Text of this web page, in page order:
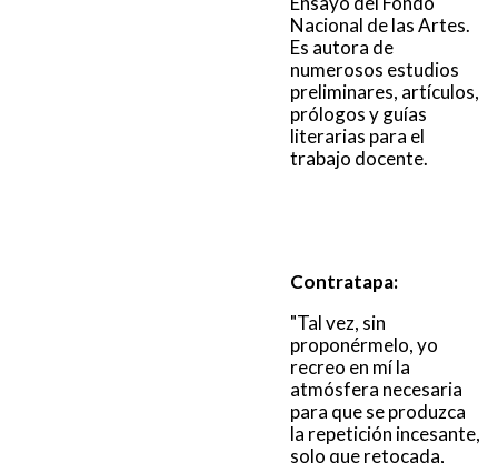
Nacional de las Artes.
Es autora de
numerosos estudios
preliminares, artículos,
prólogos y guías
literarias para el
trabajo docente.
Contratapa:
"Tal vez, sin
proponérmelo, yo
recreo en mí la
atmósfera necesaria
para que se produzca
la repetición incesante,
solo que retocada,